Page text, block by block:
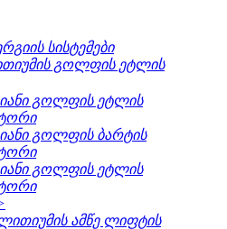
სისტემები
გოლფის ეტლის
გოლფის ეტლის
გოლფის ბარტის
გოლფის ეტლის
ამწე ლიფტის